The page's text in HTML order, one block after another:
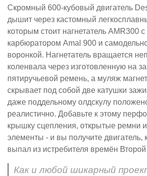
Скромный 600-кубовый двигатель
дышит через кастомный
которым стоит нагнетатель AMR300
карбюратором Amal 900 и
воронкой. Нагнетатель вращается
коленвала через изготовленную на
пятиручьевой ремень, а муляж
скрывает под собой две катушки
даже поддельному олдскулу
реалистично. Добавьте к этому
крышку сцепления, открытые ремни
элементы - и вы получите двигатель,
выпал из истребителя времён
Как и любой шикарный